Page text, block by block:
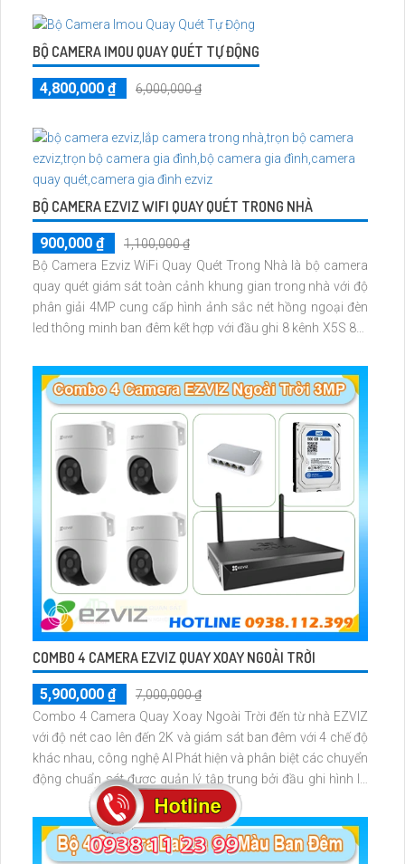
BỘ CAMERA IMOU QUAY QUÉT TỰ ĐỘNG
4,800,000 ₫ 6,000,000 ₫
BỘ CAMERA EZVIZ WIFI QUAY QUÉT TRONG NHÀ
900,000 ₫
1,100,000 ₫
Bộ Camera Ezviz WiFi Quay Quét Trong Nhà là bộ camera
quay quét giám sát toàn cảnh khung gian trong nhà với độ
phân giải 4MP cung cấp hình ảnh sắc nét hồng ngoại đèn
led thông minh ban đêm kết hợp với đầu ghi 8 kênh X5S 8W
COMBO 4 CAMERA EZVIZ QUAY XOAY NGOÀI TRỜI
5,900,000 ₫
7,000,000 ₫
Combo 4 Camera Quay Xoay Ngoài Trời đến từ nhà EZVIZ
với độ nét cao lên đến 2K và giám sát ban đêm với 4 chế độ
khác nhau, công nghệ AI Phát hiện và phân biệt các chuyển
động chuẩn sát được quản lý tập trung bởi đầu ghi hình IP